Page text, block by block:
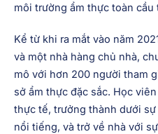
môi trường ẩm thực toàn cầu
Kể từ khi ra mắt vào năm
và một nhà hàng chủ nhà,
mô với hơn 200 người tham
sở ẩm thực đặc sắc. Học
thực tế, trưởng thành dưới
nổi tiếng, và trở về nhà với